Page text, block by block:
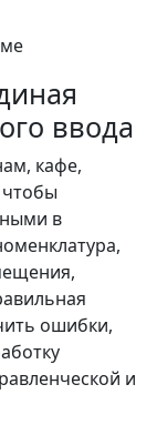
ввода
кафе,
в
ошибки,
и